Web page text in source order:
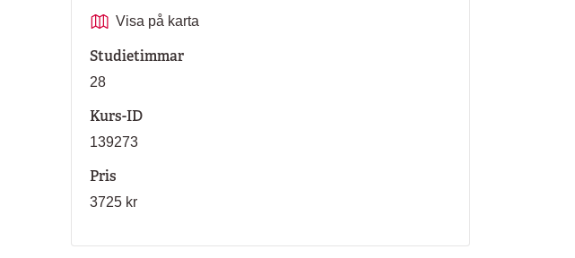
Visa på karta
Studietimmar
28
Kurs-ID
139273
Pris
3725 kr